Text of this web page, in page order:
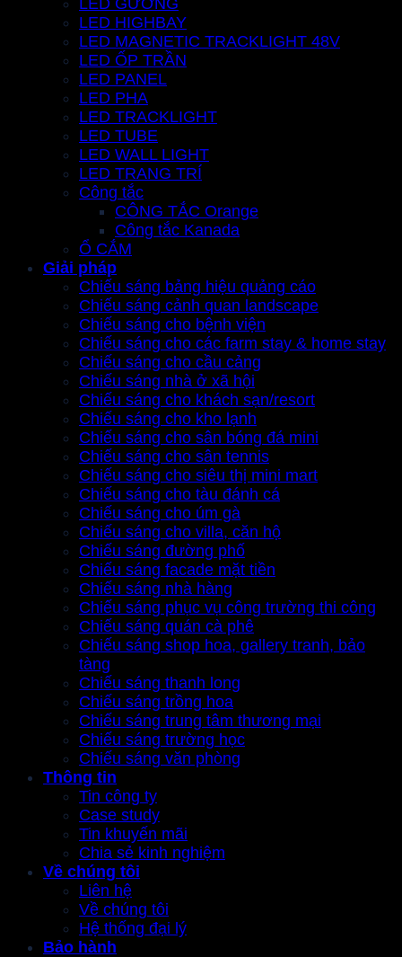
LED HIGHBAY
LED MAGNETIC TRACKLIGHT 48V
LED ỐP TRẦN
LED PANEL
LED PHA
LED TRACKLIGHT
LED TUBE
LED WALL LIGHT
LED TRANG TRÍ
Công tắc
CÔNG TẮC Orange
Công tắc Kanada
Ổ CẮM
Giải pháp
Chiếu sáng bảng hiệu quảng cáo
Chiếu sáng cảnh quan landscape
Chiếu sáng cho bệnh viện
Chiếu sáng cho các farm stay & home stay
Chiếu sáng cho cầu cảng
Chiếu sáng nhà ở xã hội
Chiếu sáng cho khách sạn/resort
Chiếu sáng cho kho lạnh
Chiếu sáng cho sân bóng đá mini
Chiếu sáng cho sân tennis
Chiếu sáng cho siêu thị mini mart
Chiếu sáng cho tàu đánh cá
Chiếu sáng cho úm gà
Chiếu sáng cho villa, căn hộ
Chiếu sáng đường phố
Chiếu sáng facade mặt tiền
Chiếu sáng nhà hàng
Chiếu sáng phục vụ công trường thi công
Chiếu sáng quán cà phê
Chiếu sáng shop hoa, gallery tranh, bảo
tàng
Chiếu sáng thanh long
Chiếu sáng trồng hoa
Chiếu sáng trung tâm thương mại
Chiếu sáng trường học
Chiếu sáng văn phòng
Thông tin
Tin công ty
Case study
Tin khuyến mãi
Chia sẻ kinh nghiệm
Về chúng tôi
Liên hệ
Về chúng tôi
Hệ thống đại lý
Bảo hành